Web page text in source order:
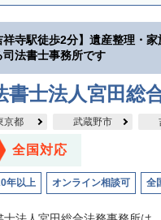
祥寺駅徒歩2分】遺産整理・
司法書士事務所です
書士法人宮田総
京都 武蔵野市
全国対応
年以上 オンライン相談可 全